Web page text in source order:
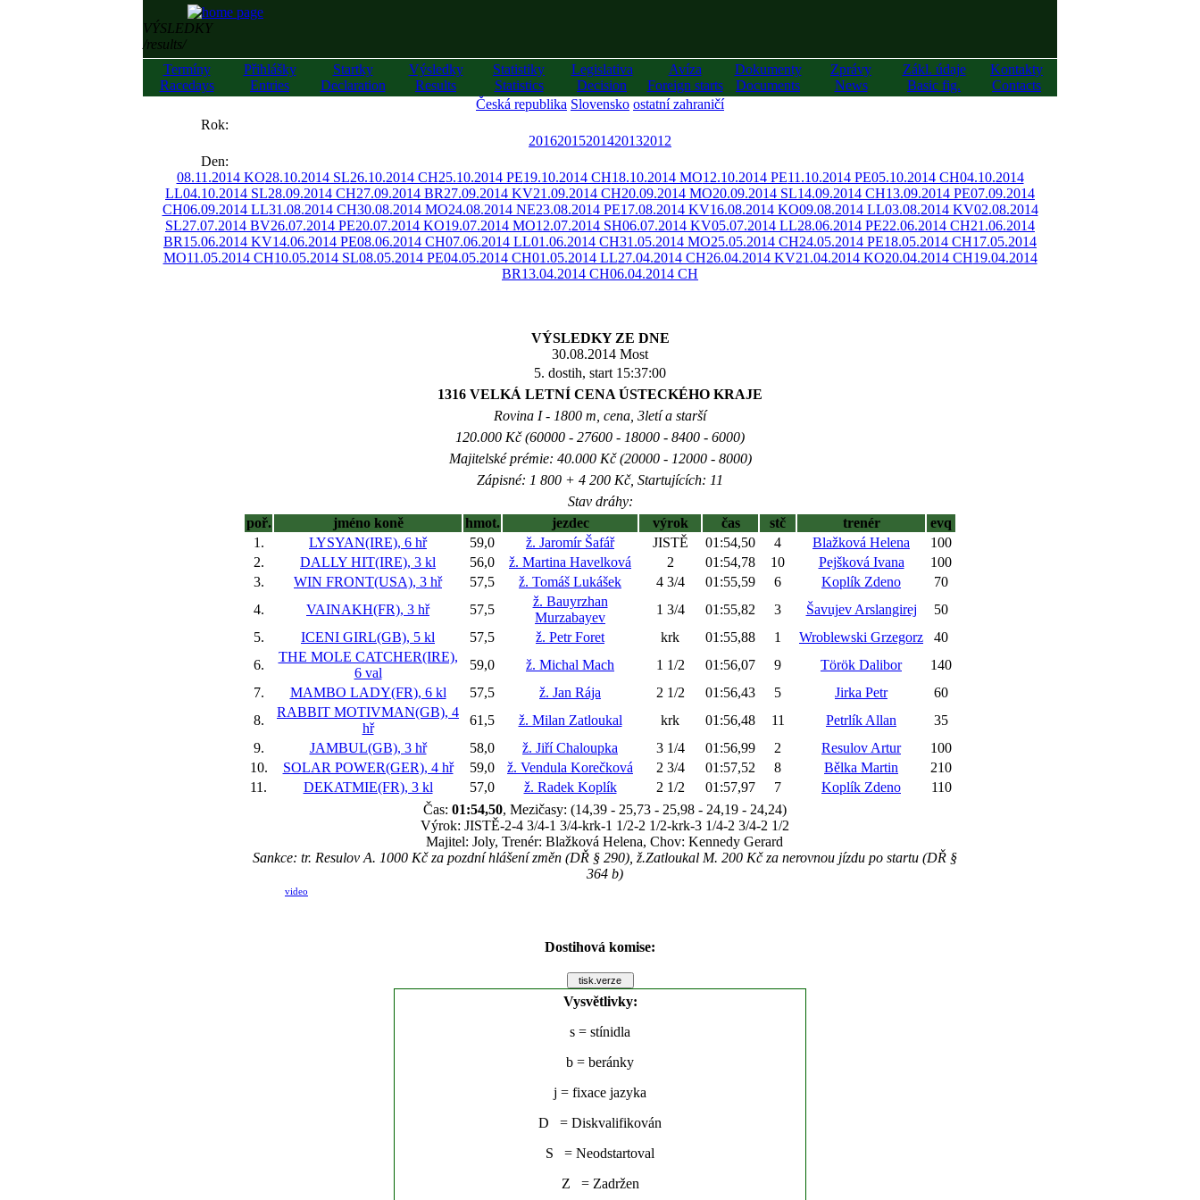
VÝSLEDKY
/results/
Termíny
Racedays
Přihlášky
Entries
Startky
Declaration
Výsledky
Results
Statistiky
Statistics
Legislativa
Decision
Avíza
Foreign starts
Dokumenty
Documents
Zprávy
News
Zákl. údaje
Basic fig.
Kontakty
Contacts
Česká republika Slovensko ostatní zahraničí
Rok:
20162015201420132012
Den:
08.11.2014 KO28.10.2014 SL26.10.2014 CH25.10.2014 PE19.10.2014 CH18.10.2014 MO12.10.2014 PE11.10.2014 PE05.10.2014 CH04.10.2014
LL04.10.2014 SL28.09.2014 CH27.09.2014 BR27.09.2014 KV21.09.2014 CH20.09.2014 MO20.09.2014 SL14.09.2014 CH13.09.2014 PE07.09.2014
CH06.09.2014 LL31.08.2014 CH30.08.2014 MO24.08.2014 NE23.08.2014 PE17.08.2014 KV16.08.2014 KO09.08.2014 LL03.08.2014 KV02.08.2014
SL27.07.2014 BV26.07.2014 PE20.07.2014 KO19.07.2014 MO12.07.2014 SH06.07.2014 KV05.07.2014 LL28.06.2014 PE22.06.2014 CH21.06.2014
BR15.06.2014 KV14.06.2014 PE08.06.2014 CH07.06.2014 LL01.06.2014 CH31.05.2014 MO25.05.2014 CH24.05.2014 PE18.05.2014 CH17.05.2014
MO11.05.2014 CH10.05.2014 SL08.05.2014 PE04.05.2014 CH01.05.2014 LL27.04.2014 CH26.04.2014 KV21.04.2014 KO20.04.2014 CH19.04.2014
BR13.04.2014 CH06.04.2014 CH
VÝSLEDKY ZE DNE
30.08.2014 Most
5. dostih, start 15:37:00
1316 VELKÁ LETNÍ CENA ÚSTECKÉHO KRAJE
Rovina I - 1800 m, cena, 3letí a starší
120.000 Kč (60000 - 27600 - 18000 - 8400 - 6000)
Majitelské prémie: 40.000 Kč (20000 - 12000 - 8000)
Zápisné: 1 800 + 4 200 Kč, Startujících: 11
Stav dráhy:
poř.
jméno koně hmot. jezdec výrok čas stč trenér
evq
1.
LYSYAN(IRE), 6 hř 59,0 ž. Jaromír Šafář JISTĚ 01:54,50 4 Blažková Helena
100
2.
DALLY HIT(IRE), 3 kl 56,0 ž. Martina Havelková 2 01:54,78 10 Pejšková Ivana
100
3.
WIN FRONT(USA), 3 hř 57,5 ž. Tomáš Lukášek 4 3/4 01:55,59 6 Koplík Zdeno
70
4.
VAINAKH(FR), 3 hř 57,5
ž. Bauyrzhan
Murzabayev
1 3/4 01:55,82 3 Šavujev Arslangirej
50
5.
ICENI GIRL(GB), 5 kl 57,5 ž. Petr Foret krk 01:55,88 1 Wroblewski Grzegorz
40
6.
THE MOLE CATCHER(IRE),
6 val
59,0 ž. Michal Mach 1 1/2 01:56,07 9 Török Dalibor
140
7.
MAMBO LADY(FR), 6 kl 57,5 ž. Jan Rája 2 1/2 01:56,43 5 Jirka Petr
60
8.
RABBIT MOTIVMAN(GB), 4
hř
61,5 ž. Milan Zatloukal krk 01:56,48 11 Petrlík Allan
35
9.
JAMBUL(GB), 3 hř 58,0 ž. Jiří Chaloupka 3 1/4 01:56,99 2 Resulov Artur
100
10.
SOLAR POWER(GER), 4 hř 59,0 ž. Vendula Korečková 2 3/4 01:57,52 8 Bělka Martin
210
11.
DEKATMIE(FR), 3 kl 57,0 ž. Radek Koplík 2 1/2 01:57,97 7 Koplík Zdeno
110
Čas: 01:54,50, Mezičasy: (14,39 - 25,73 - 25,98 - 24,19 - 24,24)
Výrok: JISTĚ-2-4 3/4-1 3/4-krk-1 1/2-2 1/2-krk-3 1/4-2 3/4-2 1/2
Majitel: Joly, Trenér: Blažková Helena, Chov: Kennedy Gerard
Sankce: tr. Resulov A. 1000 Kč za pozdní hlášení změn (DŘ § 290), ž.Zatloukal M. 200 Kč za nerovnou jízdu po startu (DŘ §
364 b)
video
Dostihová komise:
Vysvětlivky:
s = stínidla
b = beránky
j = fixace jazyka
D = Diskvalifikován
S = Neodstartoval
Z = Zadržen